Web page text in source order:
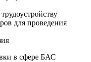
для проведения
в сфере БАС